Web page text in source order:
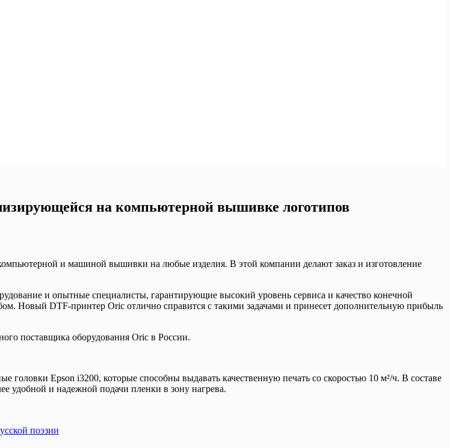
на компьютерной вышивке логотипов
и машиной вышивки на любые изделия. В этой компании делают заказ и изготовление
и опытные специалисты, гарантирующие высокий уровень сервиса и качество конечной
Новый DTF-принтер Oric отлично справится с такими задачами и принесет дополнительную прибыль
поставщика оборудования Oric в России.
Epson i3200, которые способны выдавать качественную печать со скоростью 10 м²/ч. В составе
удобной и надежной подачи пленки в зону нагрева.
поэзии